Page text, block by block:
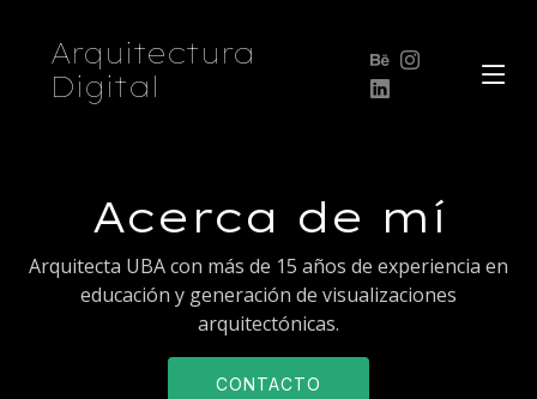
Arquitectura
Digital
Acerca de mí
Arquitecta UBA con más de 15 años de experiencia en
educación y generación de visualizaciones
arquitectónicas.
CONTACTO